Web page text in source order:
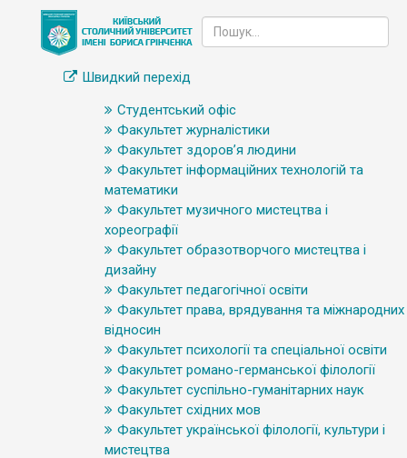
Швидкий перехід
Студентський офіс
Факультет журналістики
Факультет здоров’я людини
Факультет інформаційних технологій та
математики
Факультет музичного мистецтва і
хореографії
Факультет образотворчого мистецтва і
дизайну
Факультет педагогічної освіти
Факультет права, врядування та міжнародних
відносин
Факультет психології та спеціальної освіти
Факультет романо-германської філології
Факультет суспільно-гуманітарних наук
Факультет східних мов
Факультет української філології, культури і
мистецтва